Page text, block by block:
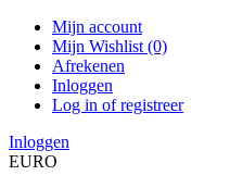
Mijn account
Mijn Wishlist (0)
Afrekenen
Inloggen
Log in of registreer
Inloggen
EURO